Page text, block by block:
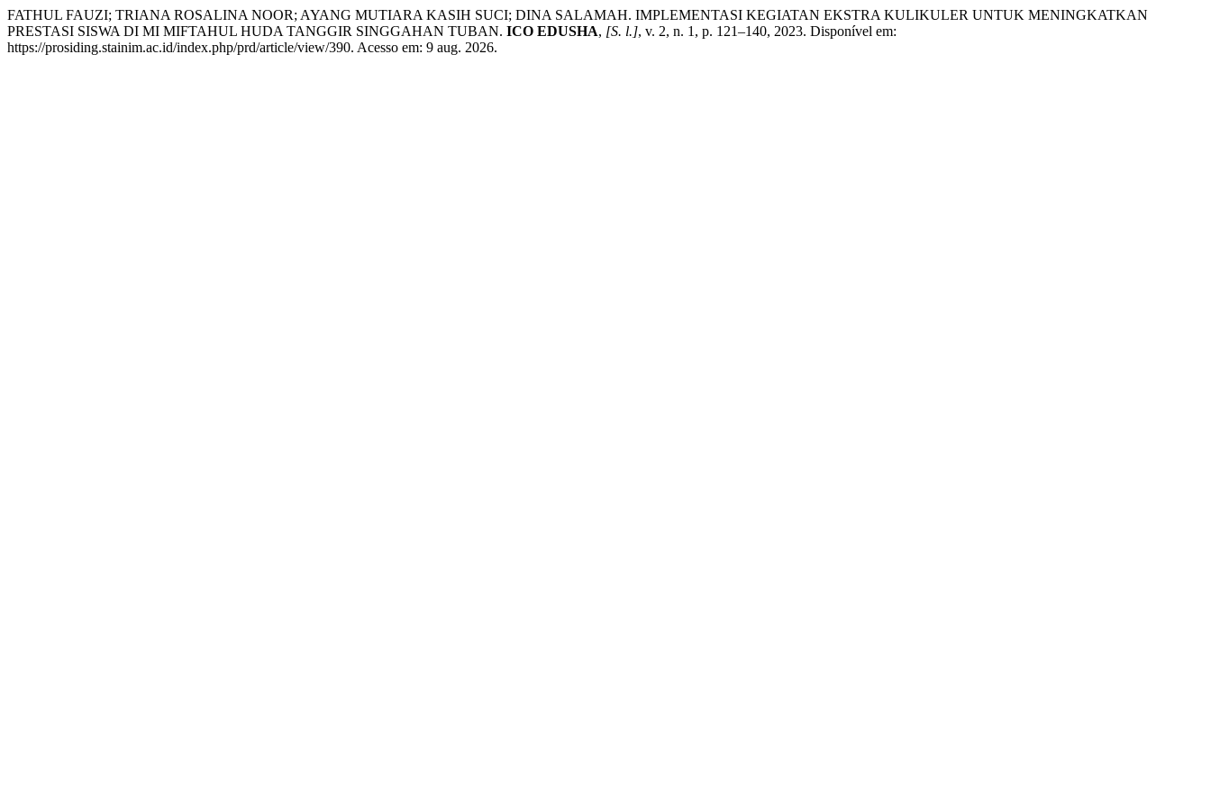
FATHUL FAUZI; TRIANA ROSALINA NOOR; AYANG MUTIARA KASIH SUCI; DINA SALAMAH. IMPLEMENTASI KEGIATAN EKSTRA KULIKULER UNTUK MENINGKATKAN
PRESTASI SISWA DI MI MIFTAHUL HUDA TANGGIR SINGGAHAN TUBAN. ICO EDUSHA, [S. l.], v. 2, n. 1, p. 121–140, 2023. Disponível em:
https://prosiding.stainim.ac.id/index.php/prd/article/view/390. Acesso em: 9 aug. 2026.